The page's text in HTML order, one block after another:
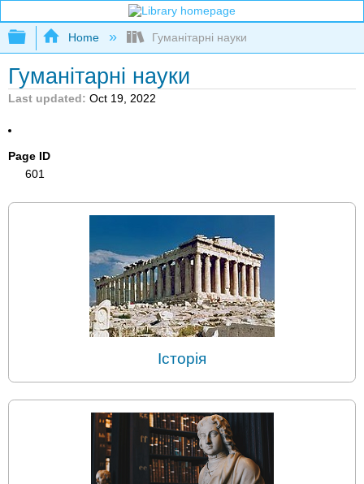
Expand/collapse global hierarchy
Home Гуманітарні науки
Гуманітарні науки
Last updated Oct 19, 2022
Page ID
601
Історія